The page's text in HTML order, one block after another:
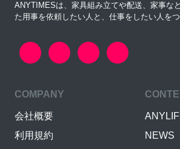
ANYTIMESは、家具組み立てや配送、家事な
た用事を依頼したい人と、仕事をしたい人をつ
COMPANY
会社概要
利用規約
NEWS